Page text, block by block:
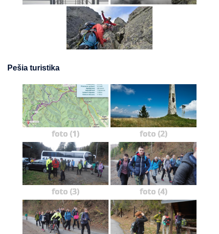
Pešia turistika
foto (1) foto (2)
foto (3) foto (4)